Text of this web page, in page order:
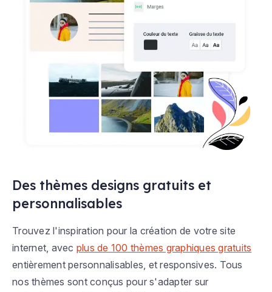
Des thèmes designs gratuits et
personnalisables
Trouvez l'inspiration pour la création de votre site
internet, avec plus de 100 thèmes graphiques gratuits
entièrement personnalisables, et responsives. Tous
nos thèmes sont conçus pour s'adapter sur